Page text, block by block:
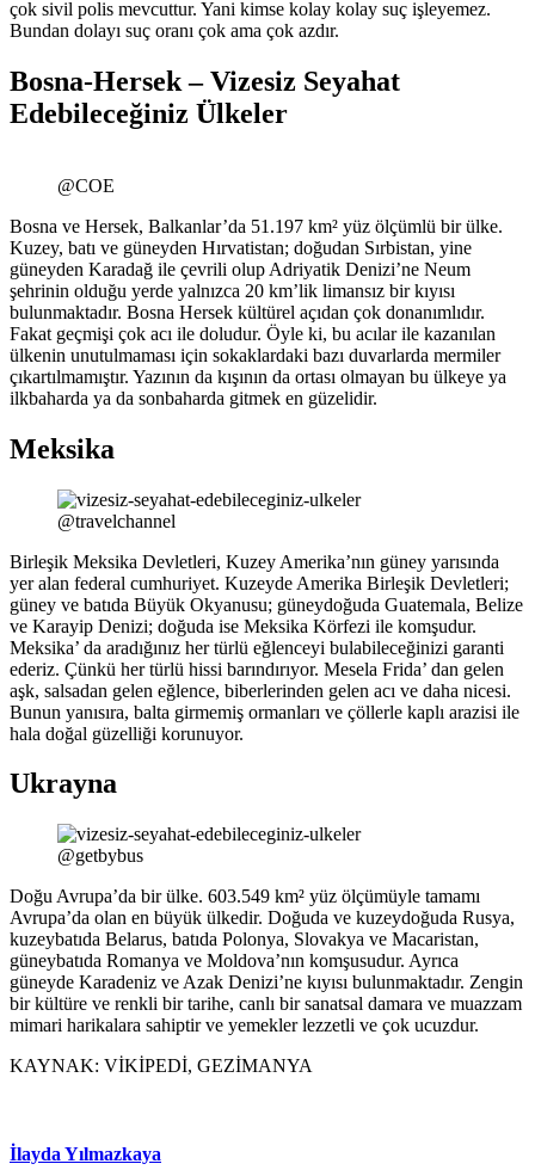
çok sivil polis mevcuttur. Yani kimse kolay kolay suç işleyemez.
Bundan dolayı suç oranı çok ama çok azdır.
Bosna-Hersek – Vizesiz Seyahat
Edebileceğiniz Ülkeler
@COE
Bosna ve Hersek, Balkanlar’da 51.197 km² yüz ölçümlü bir ülke.
Kuzey, batı ve güneyden Hırvatistan; doğudan Sırbistan, yine
güneyden Karadağ ile çevrili olup Adriyatik Denizi’ne Neum
şehrinin olduğu yerde yalnızca 20 km’lik limansız bir kıyısı
bulunmaktadır. Bosna Hersek kültürel açıdan çok donanımlıdır.
Fakat geçmişi çok acı ile doludur. Öyle ki, bu acılar ile kazanılan
ülkenin unutulmaması için sokaklardaki bazı duvarlarda mermiler
çıkartılmamıştır. Yazının da kışının da ortası olmayan bu ülkeye ya
ilkbaharda ya da sonbaharda gitmek en güzelidir.
Meksika
@travelchannel
Birleşik Meksika Devletleri, Kuzey Amerika’nın güney yarısında
yer alan federal cumhuriyet. Kuzeyde Amerika Birleşik Devletleri;
güney ve batıda Büyük Okyanusu; güneydoğuda Guatemala, Belize
ve Karayip Denizi; doğuda ise Meksika Körfezi ile komşudur.
Meksika’ da aradığınız her türlü eğlenceyi bulabileceğinizi garanti
ederiz. Çünkü her türlü hissi barındırıyor. Mesela Frida’ dan gelen
aşk, salsadan gelen eğlence, biberlerinden gelen acı ve daha nicesi.
Bunun yanısıra, balta girmemiş ormanları ve çöllerle kaplı arazisi ile
hala doğal güzelliği korunuyor.
Ukrayna
@getbybus
Doğu Avrupa’da bir ülke. 603.549 km² yüz ölçümüyle tamamı
Avrupa’da olan en büyük ülkedir. Doğuda ve kuzeydoğuda Rusya,
kuzeybatıda Belarus, batıda Polonya, Slovakya ve Macaristan,
güneybatıda Romanya ve Moldova’nın komşusudur. Ayrıca
güneyde Karadeniz ve Azak Denizi’ne kıyısı bulunmaktadır. Zengin
bir kültüre ve renkli bir tarihe, canlı bir sanatsal damara ve muazzam
mimari harikalara sahiptir ve yemekler lezzetli ve çok ucuzdur.
KAYNAK: VİKİPEDİ, GEZİMANYA
İlayda Yılmazkaya